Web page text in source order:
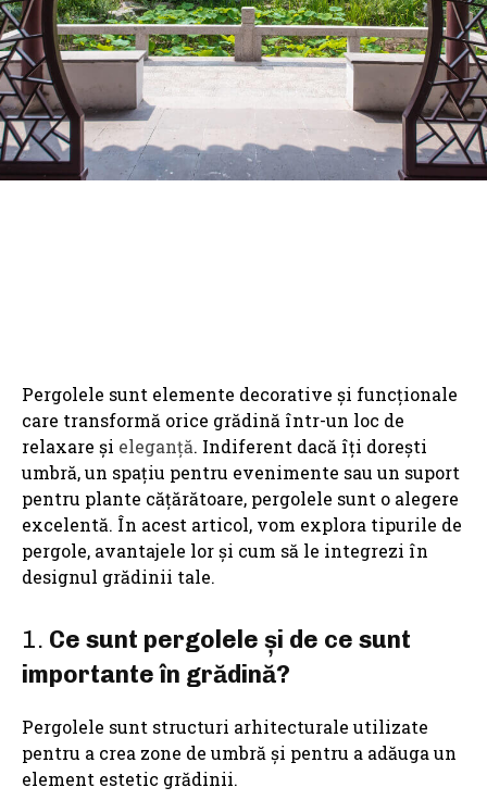
Pergolele sunt elemente decorative și funcționale
care transformă orice grădină într-un loc de
relaxare și eleganță. Indiferent dacă îți dorești
umbră, un spațiu pentru evenimente sau un suport
pentru plante cățărătoare, pergolele sunt o alegere
excelentă. În acest articol, vom explora tipurile de
pergole, avantajele lor și cum să le integrezi în
designul grădinii tale.
1. Ce sunt pergolele și de ce sunt
importante în grădină?
Pergolele sunt structuri arhitecturale utilizate
pentru a crea zone de umbră și pentru a adăuga un
element estetic grădinii.